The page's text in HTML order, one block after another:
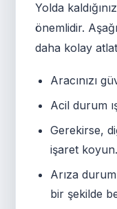
Yolda
önemlidir.
daha kolay
Aracınızı
Acil durum
Gerekirse,
işaret koyun.
Arıza
bir şekilde